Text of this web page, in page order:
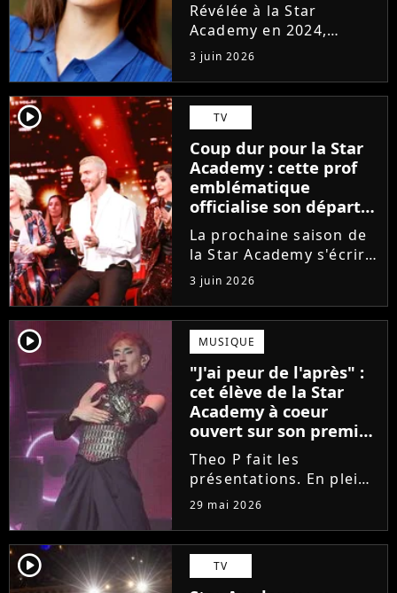
Révélée à la Star
Academy en 2024,
Marguerite officialise
l'arrivée pour l'automne
de son premier album
Guérir. En parallèle, la
chanteuse et
comédienne rejoindra
Laura Felpin, Harpo...
3 juin 2026
player2 TV
Coup dur pour la Star
Academy : cette prof
emblématique
officialise son départ,
"Ça devenait assez
compliqué"
La prochaine saison de
la Star Academy s'écrira
avec une nouvelle
recrue dans ses rangs.
Coach d'expression
scénique de l'émission,
Marlène Schaff ne
rempilera pas à la table
des professeurs...
3 juin 2026
player2 MUSIQUE
"J'ai peur de l'après" :
cet élève de la Star
Academy à coeur
ouvert sur son premier
single intime
Theo P fait les
présentations. En pleine
tournée, l'élève de la
son tout premier single.
Avec Garçon solide, le
chanteur livre une
29 mai 2026
player2 TV